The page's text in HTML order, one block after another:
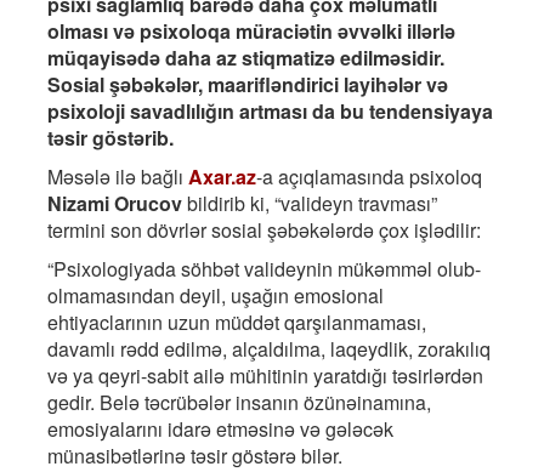
olması və psixoloqa müraciətin əvvəlki illərlə
müqayisədə daha az stiqmatizə edilməsidir.
Sosial şəbəkələr, maarifləndirici layihələr və
psixoloji savadlılığın artması da bu tendensiyaya
təsir göstərib.
Məsələ ilə bağlı Axar.az-a açıqlamasında psixoloq
Nizami Orucovbildirib ki, “valideyn travması”
termini son dövrlər sosial şəbəkələrdə çox işlədilir:
“Psixologiyada söhbət valideynin mükəmməl olub-
olmamasından deyil, uşağın emosional
ehtiyaclarının uzun müddət qarşılanmaması,
davamlı rədd edilmə, alçaldılma, laqeydlik, zorakılıq
və ya qeyri-sabit ailə mühitinin yaratdığı təsirlərdən
gedir. Belə təcrübələr insanın özünəinamına,
emosiyalarını idarə etməsinə və gələcək
münasibətlərinə təsir göstərə bilər.